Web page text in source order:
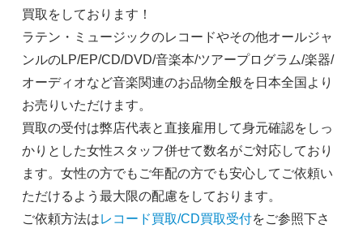
買取をしております！
ラテン・ミュージックのレコードやその他オールジャ
ンルのLP/EP/CD/DVD/音楽本/ツアープログラム/楽器/
オーディオなど音楽関連のお品物全般を日本全国より
お売りいただけます。
買取の受付は弊店代表と直接雇用して身元確認をしっ
かりとした女性スタッフ併せて数名がご対応しており
ます。女性の方でもご年配の方でも安心してご依頼い
ただけるよう最大限の配慮をしております。
ご依頼方法はレコード買取/CD買取受付をご参照下さ